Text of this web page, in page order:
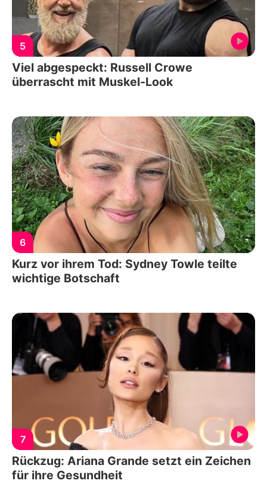
5
Viel abgespeckt: Russell Crowe
überrascht mit Muskel-Look
6
Kurz vor ihrem Tod: Sydney Towle teilte
wichtige Botschaft
7
Rückzug: Ariana Grande setzt ein Zeichen
für ihre Gesundheit